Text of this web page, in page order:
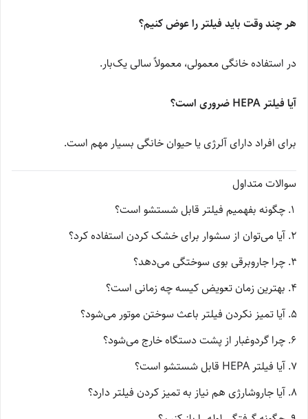
هر چند وقت باید فیلتر را عوض کنیم؟
در استفاده خانگی معمولی، معمولاً سالی یک‌بار.
آیا فیلتر HEPA ضروری است؟
برای افراد دارای آلرژی یا حیوان خانگی بسیار مهم است.
سوالات متداول
چگونه بفهمیم فیلتر قابل شستشو است؟
آیا می‌توان از سشوار برای خشک کردن استفاده کرد؟
چرا جاروبرقی بوی سوختگی می‌دهد؟
بهترین زمان تعویض کیسه چه زمانی است؟
آیا تمیز نکردن فیلتر باعث سوختن موتور می‌شود؟
چرا گردوغبار از پشت دستگاه خارج می‌شود؟
آیا فیلتر HEPA قابل شستشو است؟
آیا جاروشارژی هم نیاز به تمیز کردن فیلتر دارد؟